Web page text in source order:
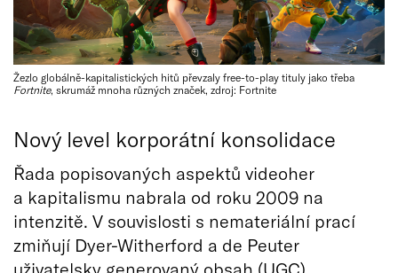
Žezlo globálně-kapitalistických hitů převzaly free-to-play tituly jako třeba
Fortnite, skrumáž mnoha různých značek, zdroj: Fortnite
Nový level korporátní konsolidace
Řada popisovaných aspektů videoher
a kapitalismu nabrala od roku 2009 na
intenzitě. V souvislosti s nemateriální prací
zmiňují Dyer-Witherford a de Peuter